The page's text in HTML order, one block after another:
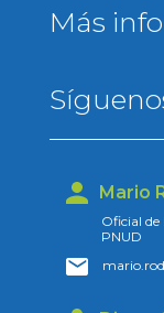
Más
Mario
Oficial
PNUD